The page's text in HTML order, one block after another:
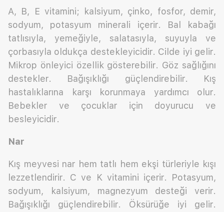
A, B, E vitamini; kalsiyum, çinko, fosfor, demir,
sodyum, potasyum minerali içerir. Bal kabağı
tatlısıyla, yemeğiyle, salatasıyla, suyuyla ve
çorbasıyla oldukça destekleyicidir. Cilde iyi gelir.
Mikrop önleyici özellik gösterebilir. Göz sağlığını
destekler. Bağışıklığı güçlendirebilir. Kış
hastalıklarına karşı korunmaya yardımcı olur.
Bebekler ve çocuklar için doyurucu ve
besleyicidir.
Nar
Kış meyvesi nar hem tatlı hem ekşi türleriyle kışı
lezzetlendirir. C ve K vitamini içerir. Potasyum,
sodyum, kalsiyum, magnezyum desteği verir.
Bağışıklığı güçlendirebilir. Öksürüğe iyi gelir.